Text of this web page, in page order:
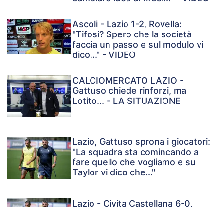
Ascoli - Lazio 1-2, Rovella:
"Tifosi? Spero che la società
faccia un passo e sul modulo vi
dico..." - VIDEO
CALCIOMERCATO LAZIO -
Gattuso chiede rinforzi, ma
Lotito... - LA SITUAZIONE
Lazio, Gattuso sprona i giocatori:
"La squadra sta comincando a
fare quello che vogliamo e su
Taylor vi dico che..."
Lazio - Civita Castellana 6-0,